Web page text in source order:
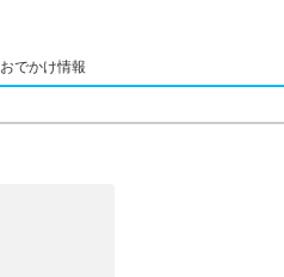
おでかけ情報